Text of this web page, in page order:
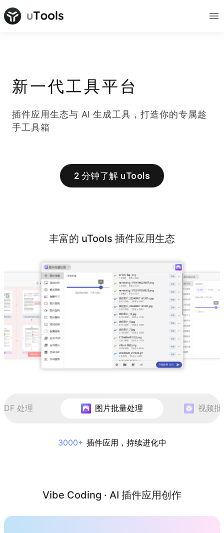
新一代工具平台
插件应用生态与 AI 生成工具，打造你的专属趁
手工具箱
2 分钟了解 uTools
丰富的 uTools 插件应用生态
处理 图片批量处理 视频
3000+ 插件应用，持续进化中
Vibe Coding · AI 插件应用创作